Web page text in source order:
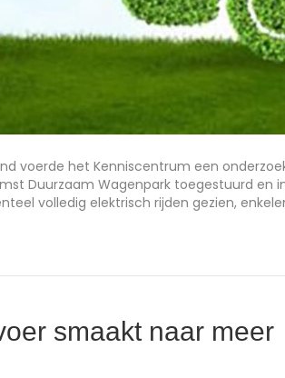
voerde het Kenniscentrum een
Duurzaam Wagenpark toegestuurd en
volledig elektrisch rijden gezien,
smaakt naar meer